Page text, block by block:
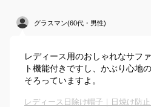
グラスマン(60代・男性)
レディース用のおしゃれなサフ
ト機能付きですし、かぶり心地
そろっていますよ。